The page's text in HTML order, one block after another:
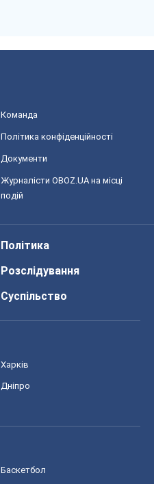
Команда
Політика конфіденційності
Документи
Журналісти OBOZ.UA на місці
подій
Політика
Розслідування
Суспільство
Харків
Дніпро
Баскетбол